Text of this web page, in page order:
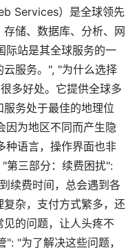
Services）是全球领先
储、数据库、分析、网
际站是其全球服务的一
服务。", "为什么选择
多好处。它提供全球多
务处于最佳的地理位
因为地区不同而产生隐
种语言，操作界面也非
第三部分：续费困扰":
续费时间，总会遇到各
杂，支付方式繁多，还
的问题，让人头疼不
"为了解决这些问题，